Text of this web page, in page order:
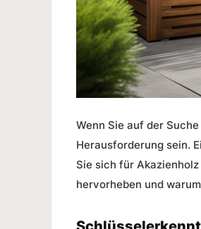
Wenn Sie auf der
Herausforderung sein.
Sie sich für
hervorheben und